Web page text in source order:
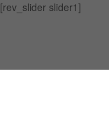
[rev_slider slider1]